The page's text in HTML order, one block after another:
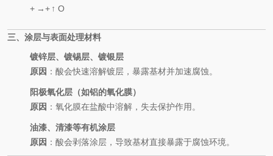
+ →+ ↑ O
三、涂层与表面处理材料
镀锌层、镀锡层、镀银层
原因 ：酸会快速溶解镀层，暴露基材并加速腐蚀。
阳极氧化层（如铝的氧化膜）
原因 ：氧化膜在盐酸中溶解，失去保护作用。
油漆、清漆等有机涂层
原因 ：酸会剥落涂层，导致基材直接暴露于腐蚀环境。